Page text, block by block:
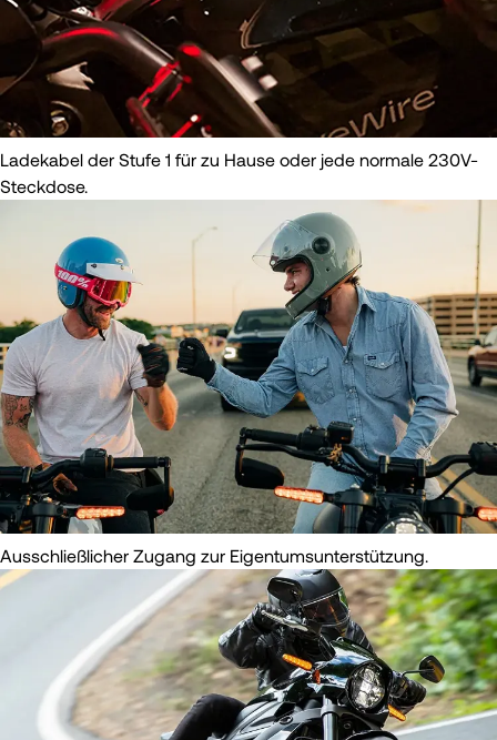
Ladekabel der Stufe 1 für zu Hause oder jede normale 230V-
Steckdose.
Ausschließlicher Zugang zur Eigentumsunterstützung.